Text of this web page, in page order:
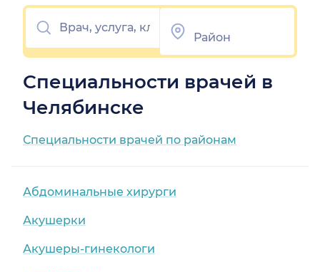
Специальности врачей в
Челябинске
Специальности врачей по районам
Абдоминальные хирурги
Акушерки
Акушеры-гинекологи